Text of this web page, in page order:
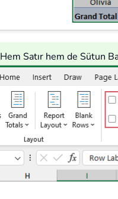
Hem Satır hem de Sütun